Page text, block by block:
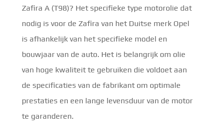
Zafira A (T98)? Het specifieke type motorolie dat
nodig is voor de Zafira van het Duitse merk Opel
is afhankelijk van het specifieke model en
bouwjaar van de auto. Het is belangrijk om olie
van hoge kwaliteit te gebruiken die voldoet aan
de specificaties van de fabrikant om optimale
prestaties en een lange levensduur van de motor
te garanderen.